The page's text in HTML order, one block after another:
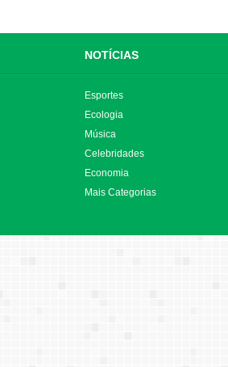
NOTÍCIAS
Esportes
Ecologia
Música
Celebridades
Economia
Mais Categorias